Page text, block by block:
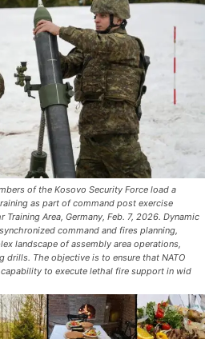
of the Kosovo Security Force load a
as part of command post exercise
Training Area, Germany, Feb. 7, 2026. Dynamic
command and fires planning,
landscape of assembly area operations,
drills. The objective is to ensure that NATO
to execute lethal fire support in wid